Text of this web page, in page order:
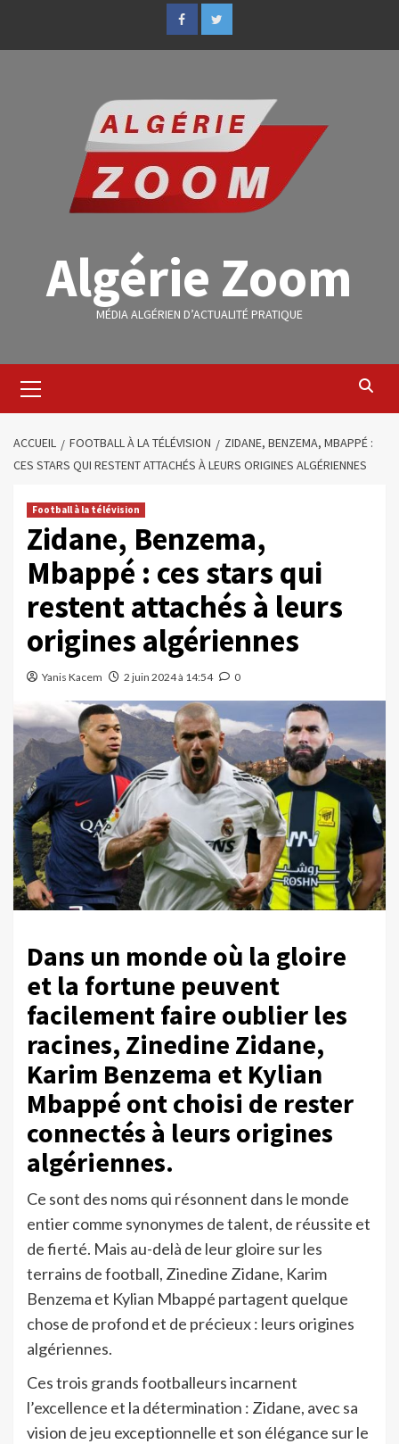
Algérie Zoom
MÉDIA ALGÉRIEN D’ACTUALITÉ PRATIQUE
ACCUEIL FOOTBALL À LA TÉLÉVISION
ZIDANE, BENZEMA, MBAPPÉ :
CES STARS QUI RESTENT ATTACHÉS À LEURS ORIGINES ALGÉRIENNES
Football à la télévision
Zidane, Benzema,
Mbappé : ces stars qui
restent attachés à leurs
origines algériennes
Yanis Kacem 2 juin 2024 à 14:54 0
Dans un monde où la gloire
et la fortune peuvent
facilement faire oublier les
racines, Zinedine Zidane,
Karim Benzema et Kylian
Mbappé ont choisi de rester
connectés à leurs origines
algériennes.
Ce sont des noms qui résonnent dans le monde
entier comme synonymes de talent, de réussite et
de fierté. Mais au-delà de leur gloire sur les
terrains de football, Zinedine Zidane, Karim
Benzema et Kylian Mbappé partagent quelque
chose de profond et de précieux : leurs origines
algériennes.
Ces trois grands footballeurs incarnent
l’excellence et la détermination : Zidane, avec sa
vision de jeu exceptionnelle et son élégance sur le